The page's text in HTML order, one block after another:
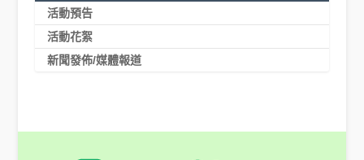
活動預告
活動花絮
新聞發佈/媒體報道